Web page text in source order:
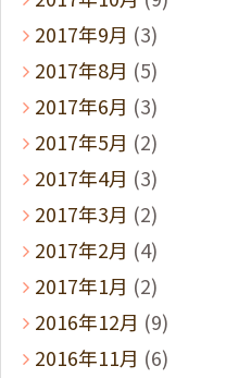
2017年9月 (3)
2017年8月 (5)
2017年6月 (3)
2017年5月 (2)
2017年4月 (3)
2017年3月 (2)
2017年2月 (4)
2017年1月 (2)
2016年12月 (9)
2016年11月 (6)